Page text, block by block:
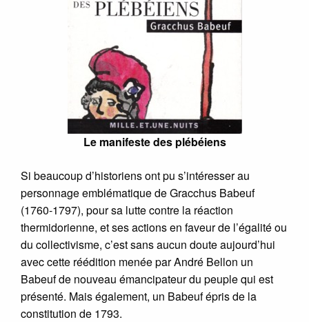
Le manifeste des plébéiens
Si beaucoup d’historiens ont pu s’intéresser au
personnage emblématique de Gracchus Babeuf
(1760-1797), pour sa lutte contre la réaction
thermidorienne, et ses actions en faveur de l’égalité ou
du collectivisme, c’est sans aucun doute aujourd’hui
avec cette réédition menée par André Bellon un
Babeuf de nouveau émancipateur du peuple qui est
présenté. Mais également, un Babeuf épris de la
constitution de 1793.